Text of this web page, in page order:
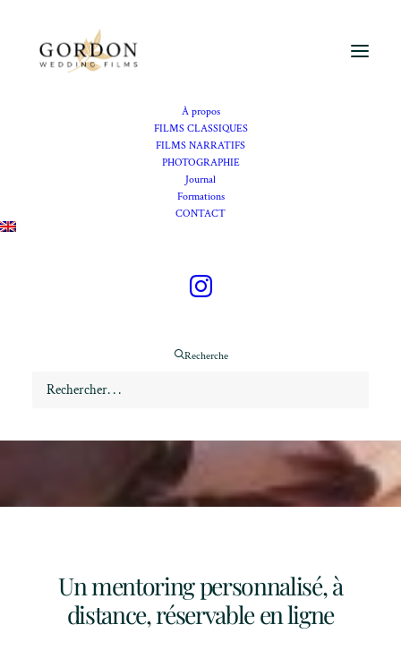
À propos
FILMS CLASSIQUES
FILMS NARRATIFS
PHOTOGRAPHIE
Journal
Formations
CONTACT
Recherche
Débutants · Intermédiaires · Distance · 1 ou 2 heures
Un mentoring personnalisé, à
distance, réservable en ligne